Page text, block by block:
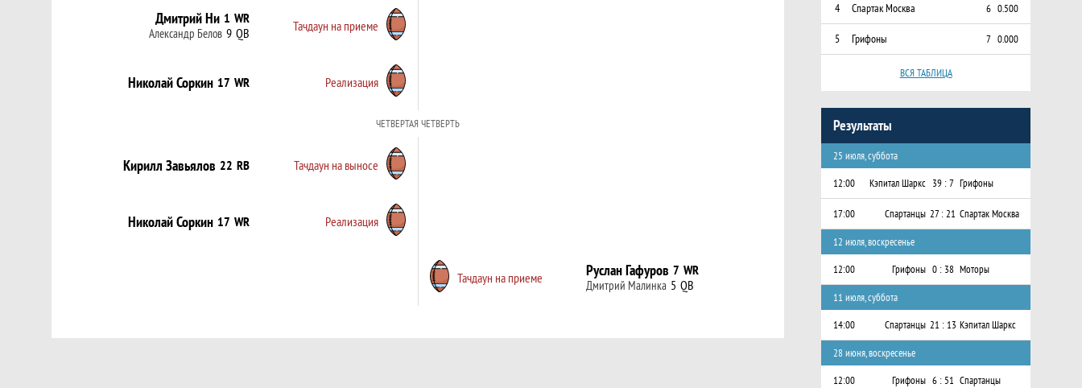
Дмитрий Ни 1 WR
Александр Белов 9 QB Тачдаун на приеме
Николай Соркин 17 WR Реализация
ЧЕТВЕРТАЯ ЧЕТВЕРТЬ
Кирилл Завьялов 22 RB Тачдаун на выносе
Николай Соркин 17 WR Реализация
Руслан Гафуров 7 WR
Дмитрий Малинка 5 QB
Тачдаун на приеме
4 Спартак Москва 6 0.500
5 Грифоны 7 0.000
ВСЯ ТАБЛИЦА
Результаты
25 июля, суббота
12:00
Кэпитал Шаркс 39 : 7 Грифоны
17:00 Спартанцы 27 : 21 Спартак Москва
12 июля, воскресенье
12:00
Грифоны 0 : 38 Моторы
11 июля, суббота
14:00
Спартанцы 21 : 13 Кэпитал Шаркс
28 июня, воскресенье
12:00
Грифоны 6 : 51 Спартанцы